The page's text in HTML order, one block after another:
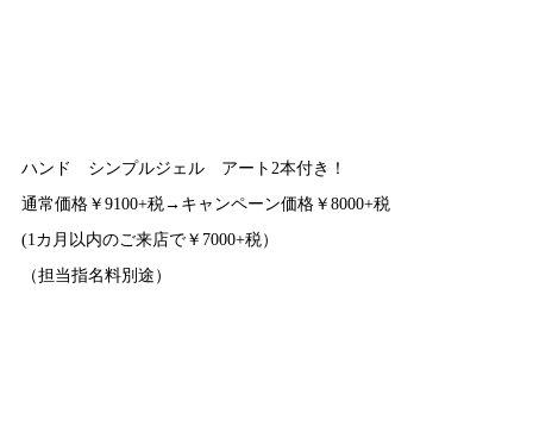
ハンド シンプルジェル アート2本付き！
通常価格￥9100+税→キャンペーン価格￥8000+税
(1カ月以内のご来店で￥7000+税）
（担当指名料別途）